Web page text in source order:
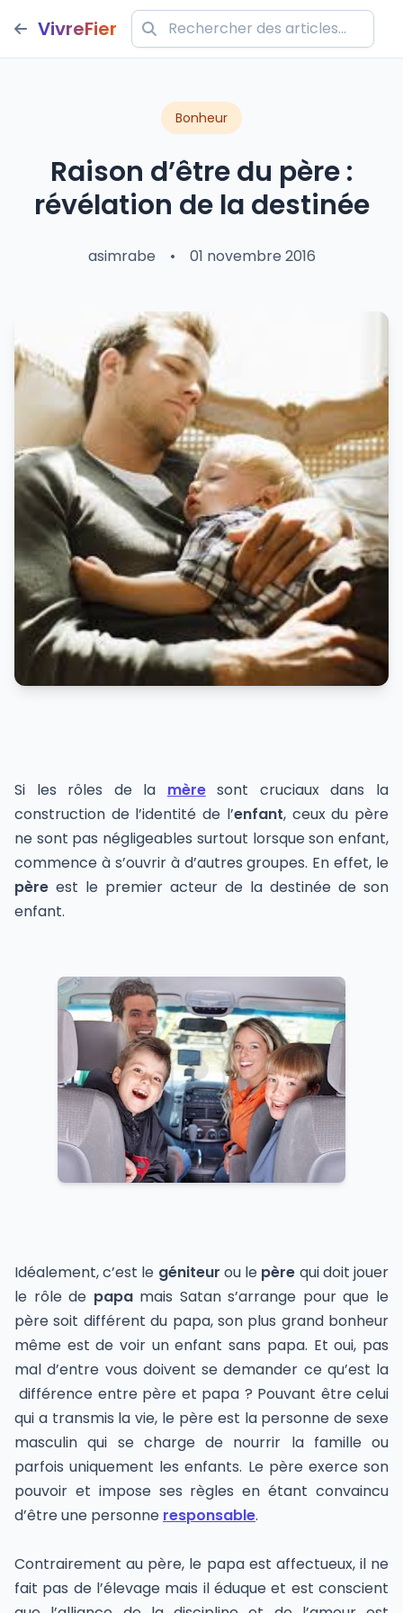
VivreFier
Bonheur
Raison d’être du père :
révélation de la destinée
asimrabe • 01 novembre 2016
Si les rôles de la mèresont cruciaux dans la
construction de l’identité de l’enfant, ceux du père
ne sont pas négligeables surtout lorsque son enfant,
commence à s’ouvrir à d’autres groupes. En effet, le
père est le premier acteur de la destinée de son
enfant.
Idéalement, c’est le géniteur ou le père qui doit jouer
le rôle de papa mais Satan s’arrange pour que le
père soit différent du papa, son plus grand bonheur
même est de voir un enfant sans papa. Et oui, pas
mal d’entre vous doivent se demander ce qu’est la
différence entre père et papa ? Pouvant être celui
qui a transmis la vie, le père est la personne de sexe
masculin qui se charge de nourrir la famille ou
parfois uniquement les enfants. Le père exerce son
pouvoir et impose ses règles en étant convaincu
d’être une personne responsable.
Contrairement au père, le papa est affectueux, il ne
fait pas de l’élevage mais il éduque et est conscient